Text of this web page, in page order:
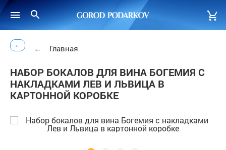
← ← Главная
НАБОР БОКАЛОВ ДЛЯ ВИНА БОГЕМИЯ С
НАКЛАДКАМИ ЛЕВ И ЛЬВИЦА В
КАРТОННОЙ КОРОБКЕ